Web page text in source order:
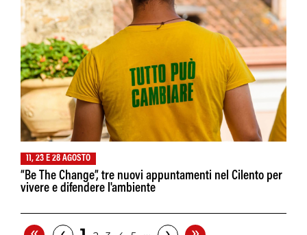
11, 23 E 28 AGOSTO
“Be The Change”, tre nuovi appuntamenti nel Cilento per
vivere e difendere l'ambiente